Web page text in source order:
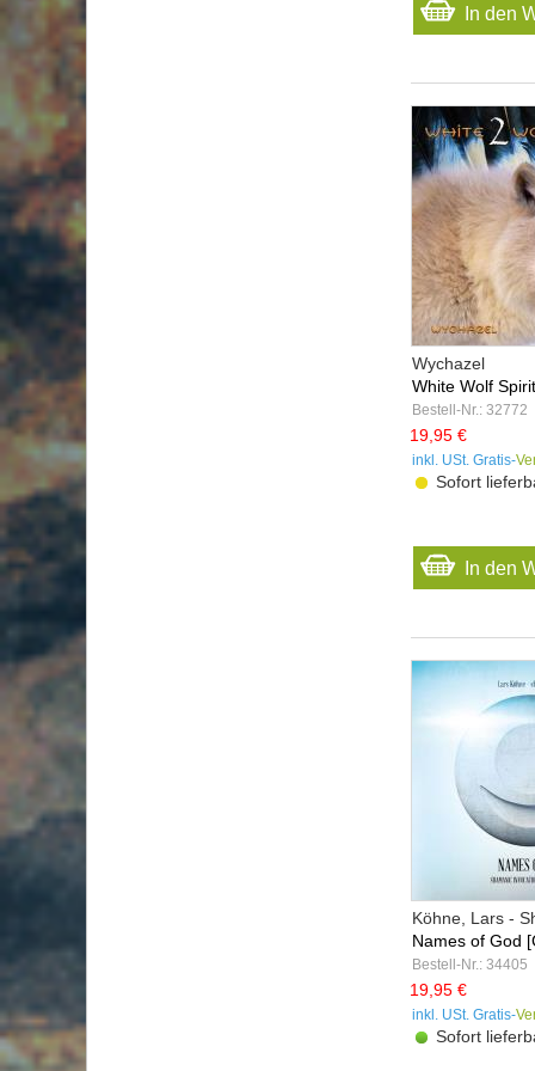
In den
Wychazel
White Wolf Spirit
Bestell-Nr.: 32772
19,95 €
inkl. USt. Gratis-
Sofort
In den
Köhne, Lars -
Names of God
Bestell-Nr.: 34405
19,95 €
inkl. USt. Gratis-
Sofort